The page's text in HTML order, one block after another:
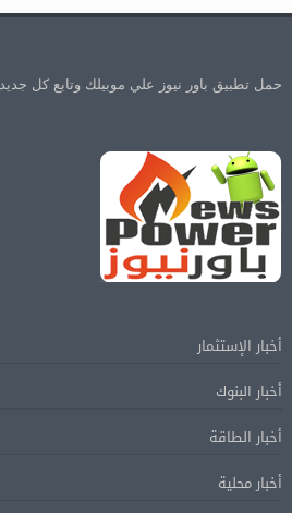
حمل تطبيق باور نيوز علي موبيلك وتابع كل جديد
أخبار الإستثمار
أخبار البنوك
أخبار الطاقة
أخبار محلية